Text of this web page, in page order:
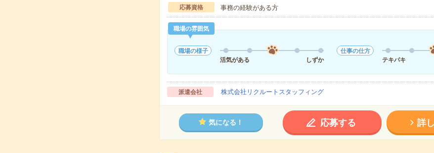
応募資格 事務の経験がある方
職場の雰囲気
職場の様子
活気がある
しずか
仕事の仕方
テキパキ
派遣会社 株式会社リクルートスタッフィング
気になる！ 応募する 詳